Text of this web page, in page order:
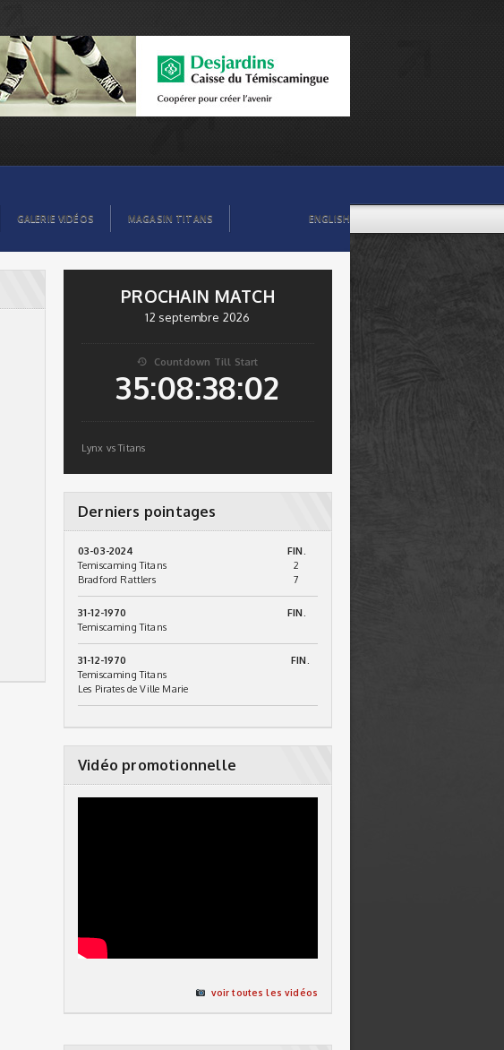
GALERIE VIDÉOS MAGASIN TITANS ENGLISH
PROCHAIN MATCH
12 septembre 2026
 Countdown Till Start
35:08:38:01
Lynx vs Titans
Derniers pointages
03-03-2024
FIN.
Temiscaming Titans
2
Bradford Rattlers
7
31-12-1970
FIN.
Temiscaming Titans
31-12-1970
FIN.
Temiscaming Titans
Les Pirates de Ville Marie
Vidéo promotionnelle
voir toutes les vidéos